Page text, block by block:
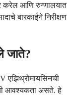
करेल आणि रुग्णालयात
बारकाईने निरीक्षण
जाते?
एझिथ्रोमायसिनची
आवश्यकता असते. हे